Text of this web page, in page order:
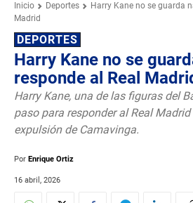
Inicio Deportes
Harry Kane no se guarda
Madrid
DEPORTES
Harry Kane no se
responde al Real
Harry Kane, una de las figuras del
paso para responder al Real
expulsión de Camavinga.
Por Enrique Ortiz
16 abril, 2026